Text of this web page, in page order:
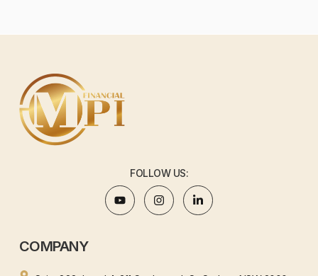
FOLLOW US:
COMPANY